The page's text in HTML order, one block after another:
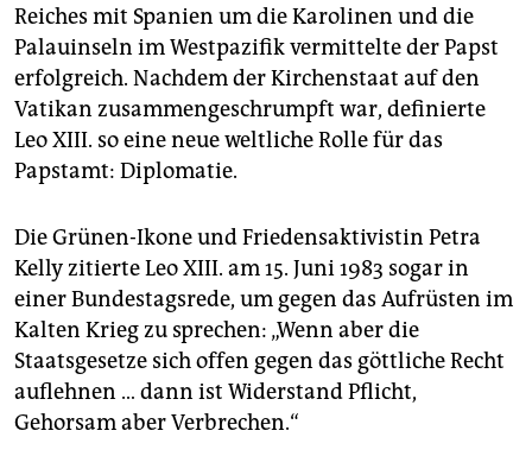
Reiches mit Spanien um die Karolinen und die
Palauinseln im Westpazifik vermittelte der Papst
erfolgreich. Nachdem der Kirchenstaat auf den
Vatikan zusammengeschrumpft war, definierte
Leo XIII. so eine neue weltliche Rolle für das
Papstamt: Diplomatie.
Die Grünen-Ikone und Friedensaktivistin Petra
Kelly zitierte Leo XIII. am 15. Juni 1983 sogar in
einer Bundestagsrede, um gegen das Aufrüsten im
Kalten Krieg zu sprechen: „Wenn aber die
Staatsgesetze sich offen gegen das göttliche Recht
auflehnen … dann ist Widerstand Pflicht,
Gehorsam aber Verbrechen.“